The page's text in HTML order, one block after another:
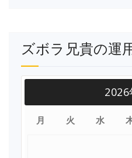
ズボラ兄貴の運
2026
月 火 水